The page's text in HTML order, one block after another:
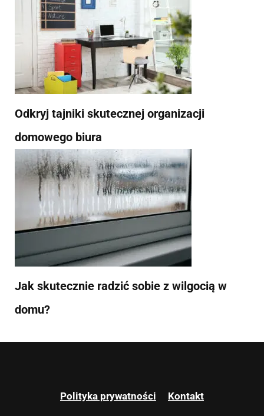
Odkryj tajniki skutecznej organizacji
domowego biura
Jak skutecznie radzić sobie z wilgocią w
domu?
Polityka prywatności Kontakt